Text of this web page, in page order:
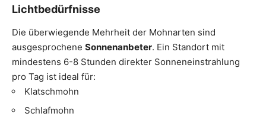
Lichtbedürfnisse
Die überwiegende Mehrheit der Mohnarten sind
ausgesprochene Sonnenanbeter. Ein Standort mit
mindestens 6-8 Stunden direkter Sonneneinstrahlung
pro Tag ist ideal für:
Klatschmohn
Schlafmohn